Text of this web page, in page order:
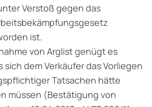
Verstoß gegen das
ist.
von Arglist genügt es
sich dem Verkäufer das Vorliegen
Tatsachen hätte
müssen (Bestätigung von